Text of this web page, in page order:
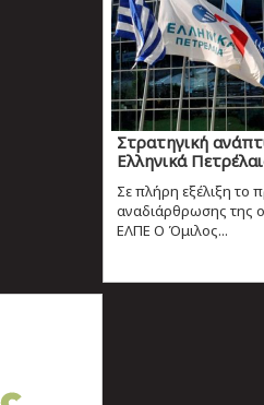
Στρατηγική
Ελληνικά
Σε πλήρη εξέλιξη το
αναδιάρθρωσης της
ΕΛΠΕ Ο Όμιλος...